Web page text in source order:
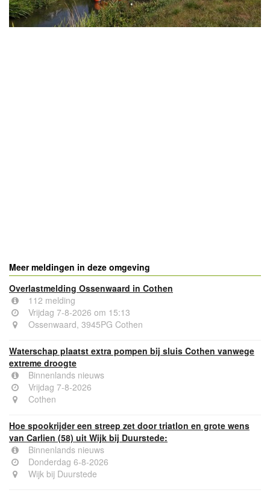
Meer meldingen in deze omgeving
Overlastmelding Ossenwaard in Cothen
112 melding
Vrijdag 7-8-2026 om 15:13
Ossenwaard, 3945PG Cothen
Waterschap plaatst extra pompen bij sluis Cothen vanwege
extreme droogte
Binnenlands nieuws
Vrijdag 7-8-2026
Cothen
Hoe spookrijder een streep zet door triatlon en grote wens
van Carlien (58) uit Wijk bij Duurstede:
Binnenlands nieuws
Donderdag 6-8-2026
Wijk bij Duurstede